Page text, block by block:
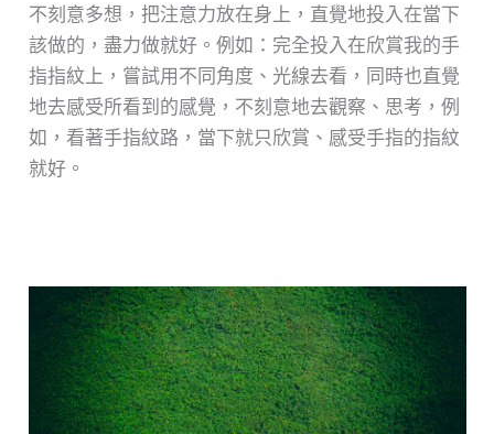
不刻意多想，把注意力放在身上，直覺地投入在當下
該做的，盡力做就好。例如：完全投入在欣賞我的手
指指紋上，嘗試用不同角度、光線去看，同時也直覺
地去感受所看到的感覺，不刻意地去觀察、思考，例
如，看著手指紋路，當下就只欣賞、感受手指的指紋
就好。